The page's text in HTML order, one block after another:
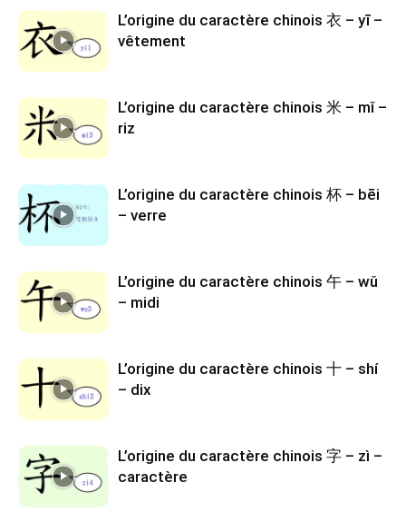
L’origine du caractère chinois 衣 – yī –
vêtement
L’origine du caractère chinois 米 – mǐ –
riz
L’origine du caractère chinois 杯 – bēi
– verre
L’origine du caractère chinois 午 – wǔ
– midi
L’origine du caractère chinois 十 – shí
– dix
L’origine du caractère chinois 字 – zì –
caractère